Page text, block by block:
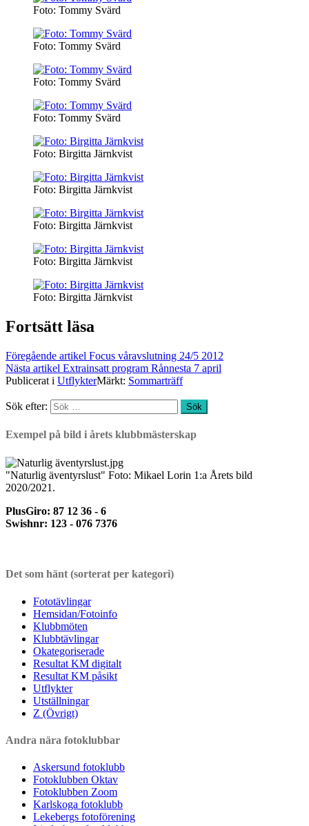
Foto: Tommy Svärd
Foto: Tommy Svärd
Foto: Tommy Svärd
Foto: Tommy Svärd
Foto: Birgitta Järnkvist
Foto: Birgitta Järnkvist
Foto: Birgitta Järnkvist
Foto: Birgitta Järnkvist
Foto: Birgitta Järnkvist
Fortsätt läsa
Föregående artikel Focus våravslutning 24/5 2012
Nästa artikel Extrainsatt program Rånnesta 7 april
Publicerat i UtflykterMärkt: Sommarträff
Sök efter:
Exempel på bild i årets klubbmästerskap
"Naturlig äventyrslust" Foto: Mikael Lorin 1:a Årets bild
2020/2021.
PlusGiro: 87 12 36 - 6
Swishnr: 123 - 076 7376
Det som hänt (sorterat per kategori)
Fototävlingar
Hemsidan/Fotoinfo
Klubbmöten
Klubbtävlingar
Okategoriserade
Resultat KM digitalt
Resultat KM påsikt
Utflykter
Utställningar
Z (Övrigt)
Andra nära fotoklubbar
Askersund fotoklubb
Fotoklubben Oktav
Fotoklubben Zoom
Karlskoga fotoklubb
Lekebergs fotoförening